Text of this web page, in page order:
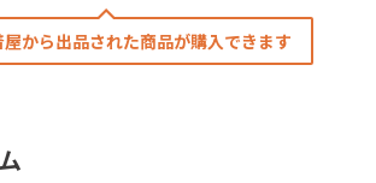
から出品された商品が購入できます